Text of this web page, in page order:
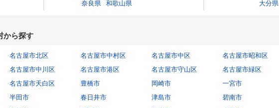
奈良県
和歌山県
大分県
から探す
名古屋市北区 名古屋市中村区 名古屋市中区
名古屋市昭和区
名古屋市中川区 名古屋市港区 名古屋市守山区
名古屋市緑区
名古屋市天白区 豊橋市 岡崎市
一宮市
半田市 春日井市 津島市
碧南市